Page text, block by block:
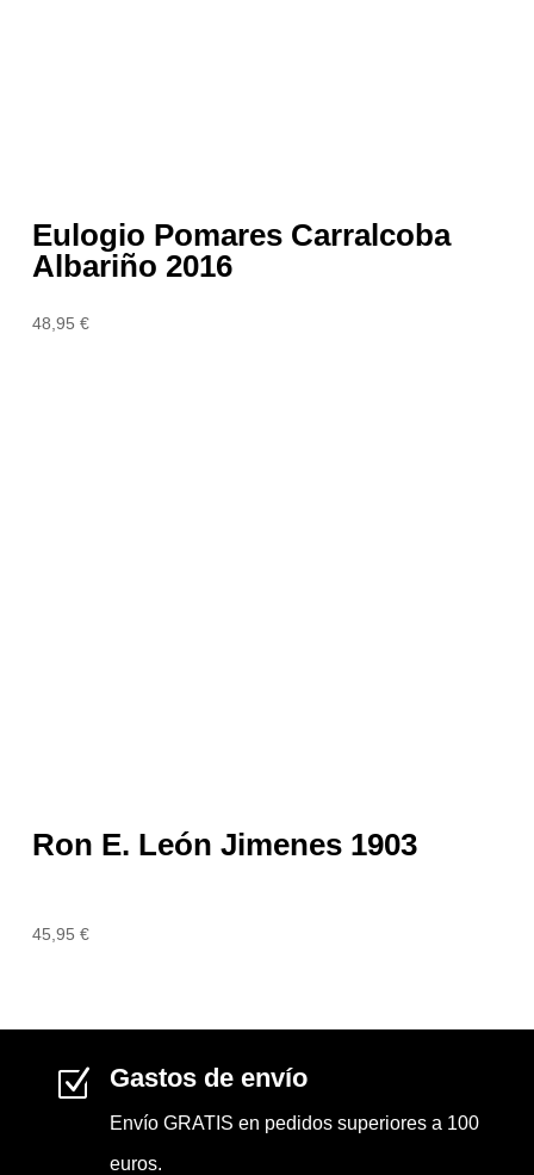
Eulogio Pomares Carralcoba
Albariño 2016
48,95€
Ron E. León Jimenes 1903
45,95€
Z Gastos de envío
Envío GRATIS en pedidos superiores a 100
euros.